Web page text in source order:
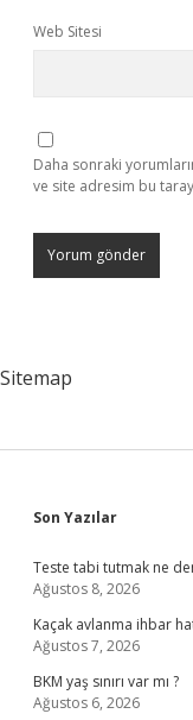
Web Sitesi
Daha sonraki
ve site adresim bu
Sitemap
Sidebar
Son Yazılar
Teste tabi tutmak ne
Ağustos 8, 2026
Kaçak avlanma ihbar
Ağustos 7, 2026
BKM yaş sınırı var mı ?
Ağustos 6, 2026